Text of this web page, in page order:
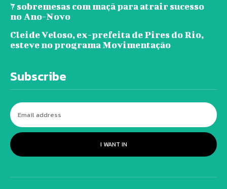
7 sobremesas com maçã para atrair sucesso
no Ano-Novo
Cleide Veloso, ex-prefeita de Pires do Rio,
esteve no programa Movimentação
Subscribe
I WANT IN